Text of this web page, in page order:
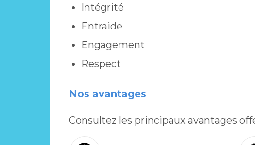
Intégrité
Entraide
Engagement
Respect
Nos avantages
Consultez les principaux avantages